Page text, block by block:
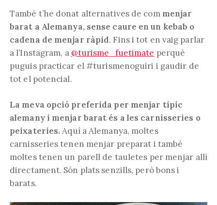
També t’he donat alternatives de com menjar
barat a Alemanya, sense caure en un kebab o
cadena de menjar ràpid. Fins i tot en vaig parlar
a l’Instagram, a @turisme_fuetimate perquè
puguis practicar el #turismenoguiri i gaudir de
tot el potencial.
La meva opció preferida per menjar típic
alemany i menjar barat és a les carnisseries o
peixateries.Aquí a Alemanya, moltes
carnisseries tenen menjar preparat i també
moltes tenen un parell de tauletes per menjar allí
directament. Són plats senzills, però bons i
barats.